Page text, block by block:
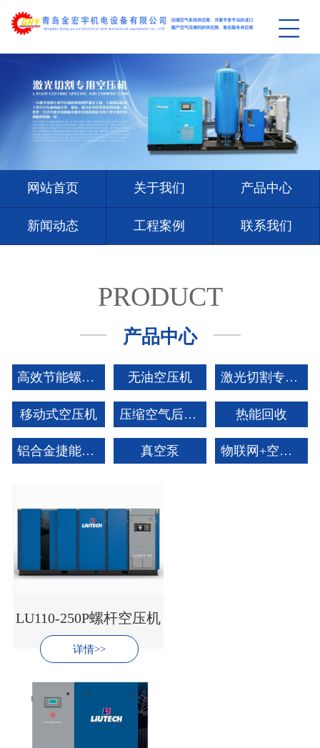
网站首页 关于我们 产品中心
新闻动态 工程案例 联系我们
PRODUCT
产品中心
高效节能螺杆空压机 无油空压机 激光切割专用空压机
移动式空压机 压缩空气后处理系统 热能回收
铝合金捷能管道 真空泵 物联网+空压站云智控
LU110-250P螺杆空压机
详情>>